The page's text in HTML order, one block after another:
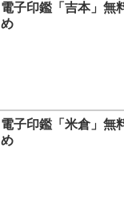
電子印鑑「吉本」無
め
電子印鑑「米倉」無
め